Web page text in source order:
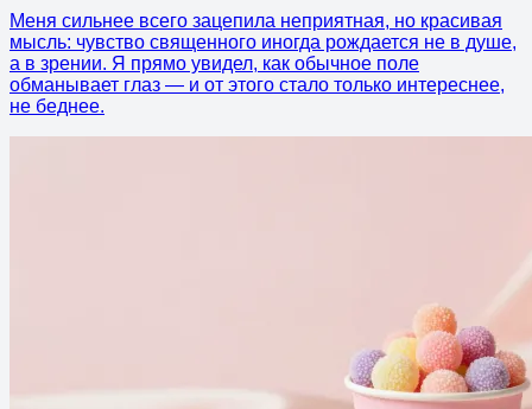
Меня сильнее всего зацепила неприятная, но красивая
мысль: чувство священного иногда рождается не в душе,
а в зрении. Я прямо увидел, как обычное поле
обманывает глаз — и от этого стало только интереснее,
не беднее.